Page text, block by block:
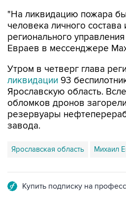
"На ликвидацию пожара
человека личного состава
регионального
Евраев в мессенджере
Утром в четверг глава
ликвидации 93
Ярославскую область.
обломков дронов
резервуары
завода.
Ярославская область Михаил
Купить подписку на